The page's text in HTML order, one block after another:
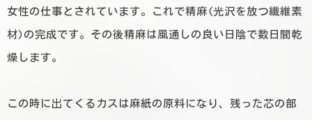
女性の仕事とされています。これで精麻(光沢を放つ繊維素
材)の完成です。その後精麻は風通しの良い日陰で数日間乾
燥します。
この時に出てくるカスは麻紙の原料になり、残った芯の部